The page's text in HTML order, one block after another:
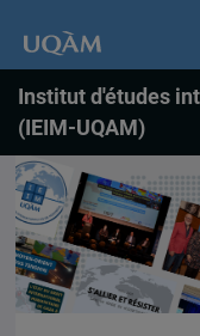
Institut d'études
(IEIM-UQAM)